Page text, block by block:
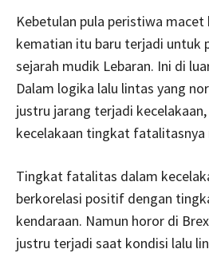
Kebetulan pula peristiwa macet
kematian itu baru terjadi untuk
sejarah mudik Lebaran. Ini di
Dalam logika lalu lintas yang
justru jarang terjadi
kecelakaan tingkat fatalitasnya
Tingkat fatalitas dalam
berkorelasi positif dengan
kendaraan. Namun horor di
justru terjadi saat kondisi lalu